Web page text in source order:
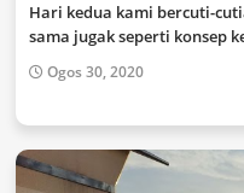
Hari kedua kami bercuti-
sama jugak seperti konsep
Ogos 30, 2020